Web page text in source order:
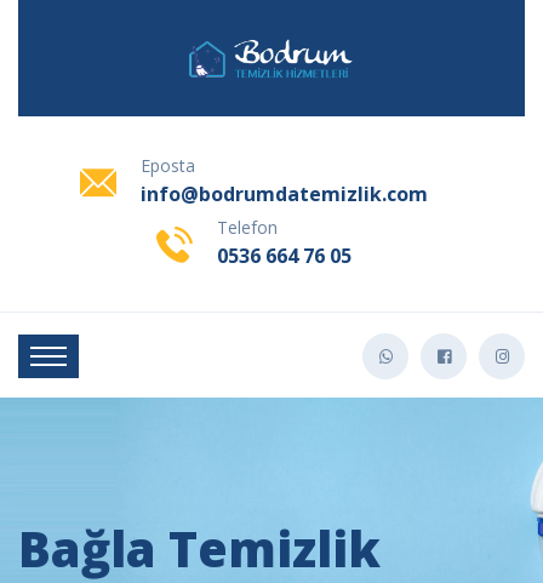
Eposta
info@bodrumdatemizlik.com
Telefon
0536 664 76 05
Bağla Temizlik